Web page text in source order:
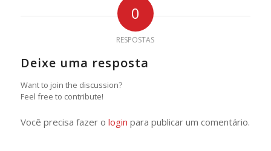
0
RESPOSTAS
Deixe uma resposta
Want to join the discussion?
Feel free to contribute!
Você precisa fazer o login para publicar um comentário.